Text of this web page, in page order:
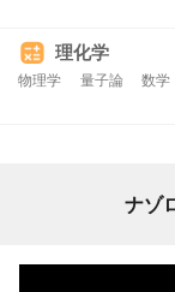
理化学
物理学 量子論 数学
ナゾ